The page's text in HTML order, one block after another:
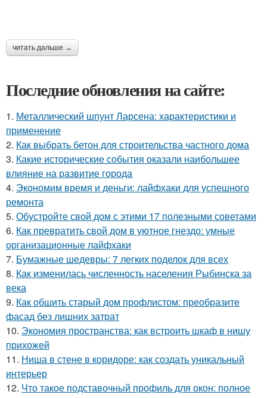
читать дальше →
Последние обновления на сайте:
1. Металлический шпунт Ларсена: характеристики и
применение
2. Как выбрать бетон для строительства частного дома
3. Какие исторические события оказали наибольшее
влияние на развитие города
4. Экономим время и деньги: лайфхаки для успешного
ремонта
5. Обустройте свой дом с этими 17 полезными советами
6. Как превратить свой дом в уютное гнездо: умные
организационные лайфхаки
7. Бумажные шедевры: 7 легких поделок для всех
8. Как изменилась численность населения Рыбинска за
века
9. Как обшить старый дом профлистом: преобразите
фасад без лишних затрат
10. Экономия пространства: как встроить шкаф в нишу
прихожей
11. Ниша в стене в коридоре: как создать уникальный
интерьер
12. Что такое подставочный профиль для окон: полное